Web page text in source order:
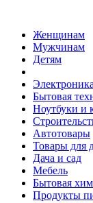
Женщинам
Мужчинам
Детям
Электроника
Бытовая
Ноутбуки и
Автотовары
Товары для
Дача и сад
Мебель
Бытовая
Продукты